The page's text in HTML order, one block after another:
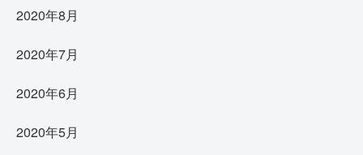
2020年8月
2020年7月
2020年6月
2020年5月